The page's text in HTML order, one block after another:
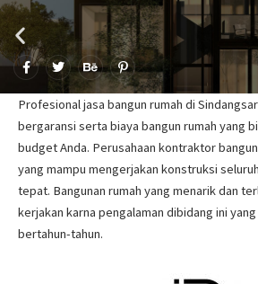
F
a
e
b
o
k
f
T
w
t
t
e
B
e
h
a
n
c
P
i
n
t
e
r
e
s
-
p
Profesional jasa bangun rumah di
bergaransi serta biaya bangun rumah yang
budget Anda. Perusahaan kontraktor
yang mampu mengerjakan konstruksi
tepat. Bangunan rumah yang menarik dan
kerjakan karna pengalaman dibidang ini
bertahun-tahun.